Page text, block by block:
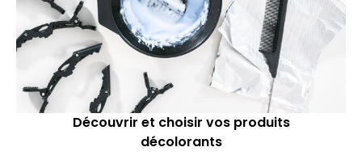
Découvrir et choisir vos produits
décolorants